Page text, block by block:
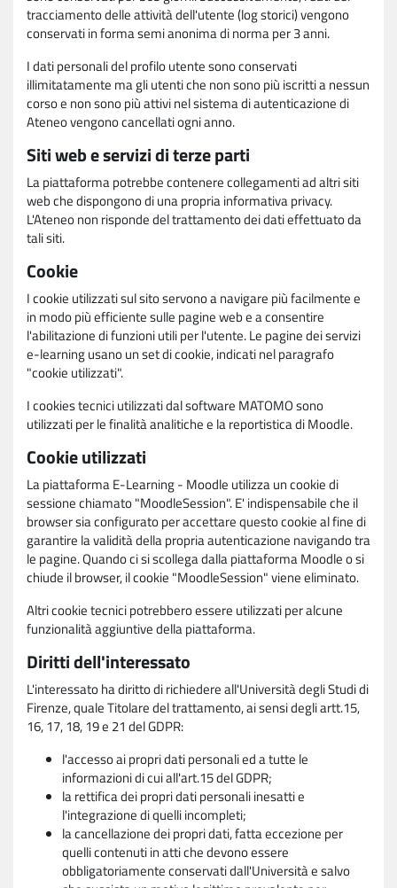
tracciamento delle attività dell'utente (log storici) vengono
conservati in forma semi anonima di norma per 3 anni.
I dati personali del profilo utente sono conservati
illimitatamente ma gli utenti che non sono più iscritti a nessun
corso e non sono più attivi nel sistema di autenticazione di
Ateneo vengono cancellati ogni anno.
Siti web e servizi di terze parti
La piattaforma potrebbe contenere collegamenti ad altri siti
web che dispongono di una propria informativa privacy.
L'Ateneo non risponde del trattamento dei dati effettuato da
tali siti.
Cookie
I cookie utilizzati sul sito servono a navigare più facilmente e
in modo più efficiente sulle pagine web e a consentire
l'abilitazione di funzioni utili per l'utente. Le pagine dei servizi
e-learning usano un set di cookie, indicati nel paragrafo
"cookie utilizzati".
I cookies tecnici utilizzati dal software MATOMO sono
utilizzati per le finalità analitiche e la reportistica di Moodle.
Cookie utilizzati
La piattaforma E-Learning - Moodle utilizza un cookie di
sessione chiamato "MoodleSession". E' indispensabile che il
browser sia configurato per accettare questo cookie al fine di
garantire la validità della propria autenticazione navigando tra
le pagine. Quando ci si scollega dalla piattaforma Moodle o si
chiude il browser, il cookie "MoodleSession" viene eliminato.
Altri cookie tecnici potrebbero essere utilizzati per alcune
funzionalità aggiuntive della piattaforma.
Diritti dell'interessato
L'interessato ha diritto di richiedere all'Università degli Studi di
Firenze, quale Titolare del trattamento, ai sensi degli artt.15,
16, 17, 18, 19 e 21 del GDPR:
l'accesso ai propri dati personali ed a tutte le
informazioni di cui all'art.15 del GDPR;
la rettifica dei propri dati personali inesatti e
l'integrazione di quelli incompleti;
la cancellazione dei propri dati, fatta eccezione per
quelli contenuti in atti che devono essere
obbligatoriamente conservati dall'Università e salvo